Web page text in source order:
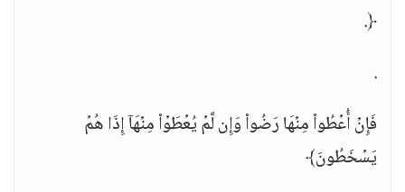
﴿.
.
فَإِنۡ أُعۡطُوا۟ مِنۡهَا رَضُوا۟ وَإِن لَّمۡ یُعۡطَوۡا۟ مِنۡهَاۤ إِذَا هُمۡ
یَسۡخَطُونَ﴾